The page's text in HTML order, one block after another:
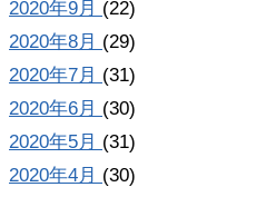
2020年9月 (22)
2020年8月 (29)
2020年7月 (31)
2020年6月 (30)
2020年5月 (31)
2020年4月 (30)